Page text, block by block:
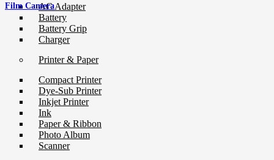
AC Adapter
Battery
Battery Grip
Charger
Printer & Paper
Compact Printer
Dye-Sub Printer
Inkjet Printer
Ink
Paper & Ribbon
Photo Album
Scanner
Film Camera